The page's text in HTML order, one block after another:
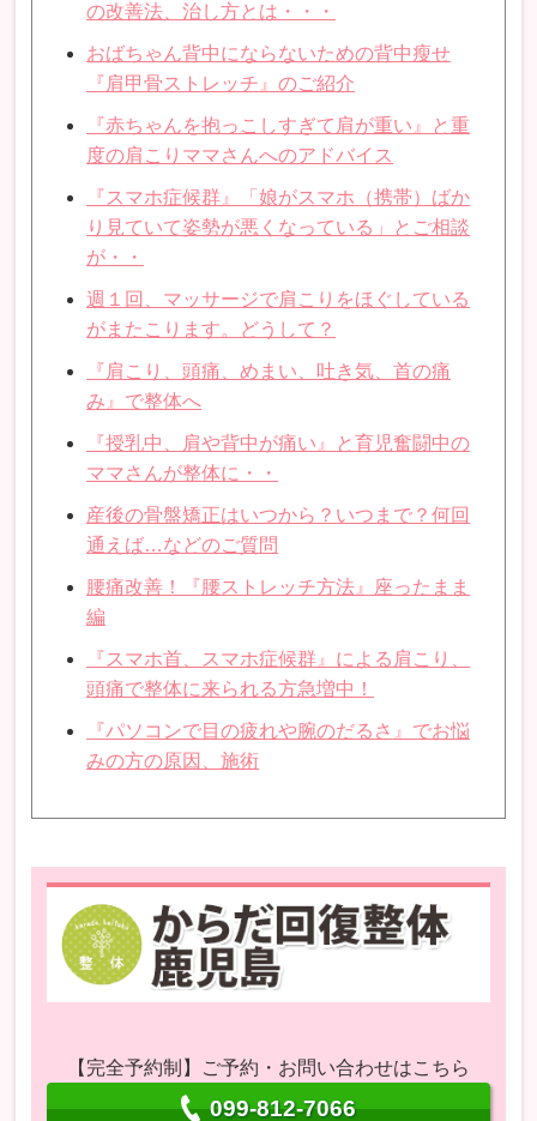
の改善法、治し方とは・・・
おばちゃん背中にならないための背中瘦せ
『肩甲骨ストレッチ』のご紹介
『赤ちゃんを抱っこしすぎて肩が重い』と重
度の肩こりママさんへのアドバイス
『スマホ症候群』「娘がスマホ（携帯）ばか
り見ていて姿勢が悪くなっている」とご相談
が・・
週１回、マッサージで肩こりをほぐしている
がまたこります。どうして？
『肩こり、頭痛、めまい、吐き気、首の痛
み』で整体へ
『授乳中、肩や背中が痛い』と育児奮闘中の
ママさんが整体に・・
産後の骨盤矯正はいつから？いつまで？何回
通えば…などのご質問
腰痛改善！『腰ストレッチ方法』座ったまま
編
『スマホ首、スマホ症候群』による肩こり、
頭痛で整体に来られる方急増中！
『パソコンで目の疲れや腕のだるさ』でお悩
みの方の原因、施術
【完全予約制】ご予約・お問い合わせはこちら
099-812-7066